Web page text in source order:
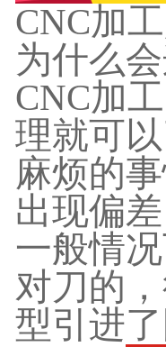
CNC加
为什么
CNC加
理就可
麻烦的
出现偏
一般情
对刀的
型引进